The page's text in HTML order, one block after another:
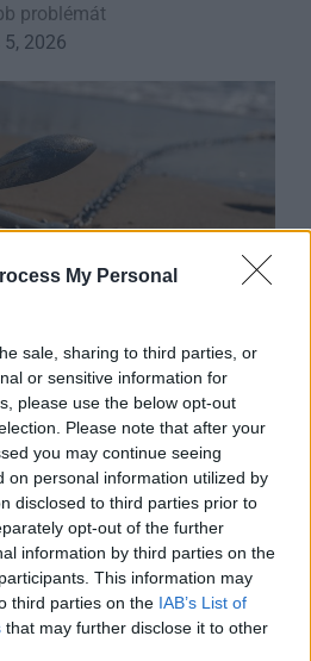
My Personal
sale, sharing to third parties, or
or sensitive information for
please use the below opt-out
Please note that after your
you may continue seeing
on personal information utilized by
disclosed to third parties prior to
opt-out of the further
information by third parties on the
This information may
third parties on the IAB’s List of
that may further disclose it to other
problémát
2026
nélküli
az éjjeliszekrényeden, és
is gyorsan tölteni, az
töltőállomása erre a
2026